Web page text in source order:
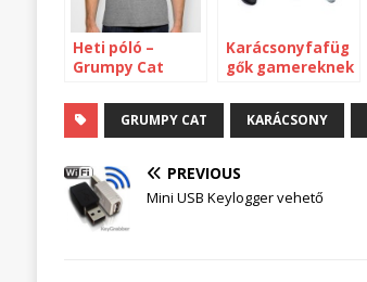
Heti póló –
Grumpy Cat
Karácsonyfafüg
gők gamereknek
GRUMPY CAT KARÁCSONY
PREVIOUS
Mini USB Keylogger vehető